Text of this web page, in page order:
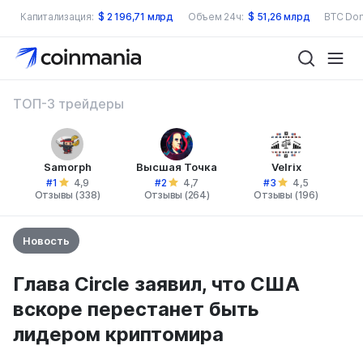
Капитализация: $ 2 196,71 млрд Объем 24ч: $ 51,26 млрд BTC
ТОП-3 трейдеры
Samorph
#1
4,9
Отзывы (338)
Высшая Точка
#2
4,7
Отзывы (264)
Velrix
#3
4,5
Отзывы (196)
Новость
Глава Circle заявил, что США
вскоре перестанет быть
лидером криптомира